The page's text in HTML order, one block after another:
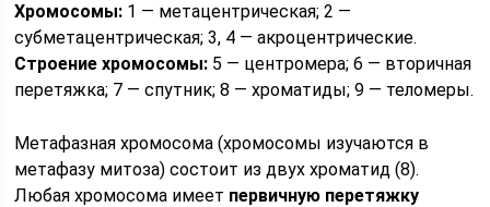
Хромосомы: 1 — метацентрическая; 2 —
субметацентрическая; 3, 4 — акроцентрические.
Строение хромосомы: 5 — центромера; 6 — вторичная
перетяжка; 7 — спутник; 8 — хроматиды; 9 — теломеры.
Метафазная хромосома (хромосомы изучаются в
метафазу митоза) состоит из двух хроматид (8).
Любая хромосома имеет первичную перетяжку